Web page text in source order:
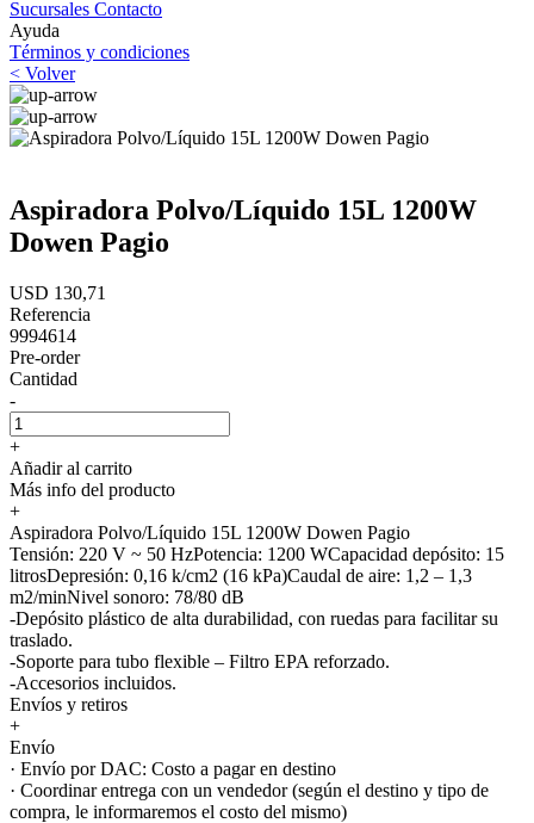
Sucursales Contacto
Ayuda
Términos y condiciones
< Volver
Aspiradora Polvo/Líquido 15L 1200W
Dowen Pagio
USD 130,71
Referencia
9994614
Pre-order
Cantidad
-
+
Añadir al carrito
Más info del producto
+
Aspiradora Polvo/Líquido 15L 1200W Dowen Pagio
Tensión: 220 V ~ 50 HzPotencia: 1200 WCapacidad depósito: 15
litrosDepresión: 0,16 k/cm2 (16 kPa)Caudal de aire: 1,2 – 1,3
m2/minNivel sonoro: 78/80 dB
-Depósito plástico de alta durabilidad, con ruedas para facilitar su
traslado.
-Soporte para tubo flexible – Filtro EPA reforzado.
-Accesorios incluidos.
Envíos y retiros
+
Envío
· Envío por DAC: Costo a pagar en destino
· Coordinar entrega con un vendedor (según el destino y tipo de
compra, le informaremos el costo del mismo)